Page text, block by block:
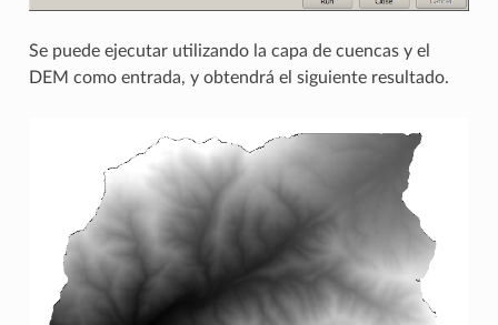
Se puede ejecutar utilizando la capa de cuencas y el
DEM como entrada, y obtendrá el siguiente resultado.